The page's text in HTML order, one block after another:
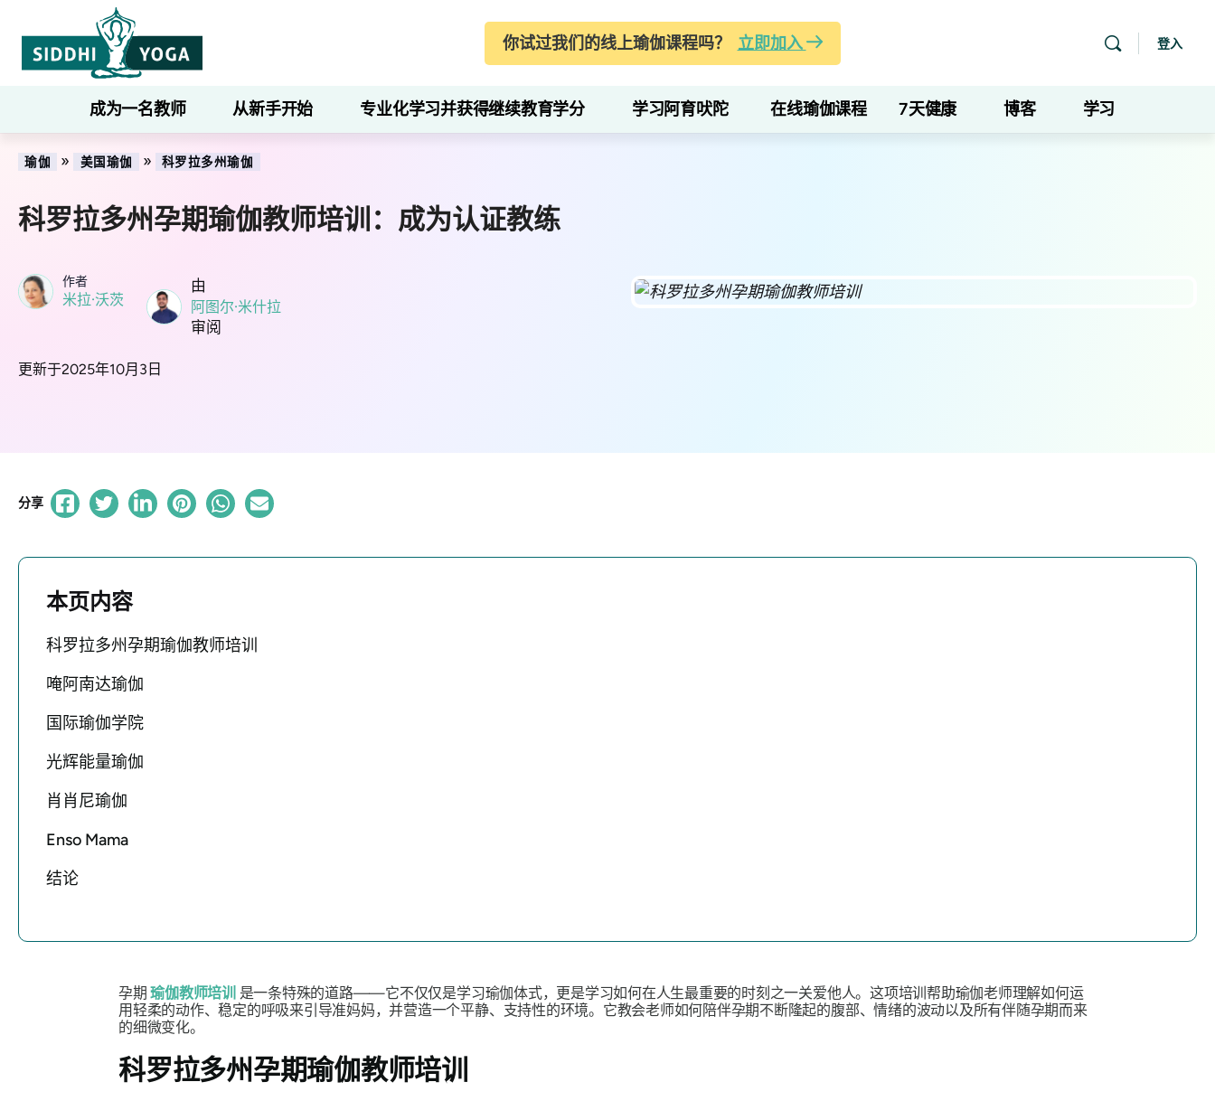
你试过我们的线上瑜伽课程吗？ 立即加入 登入
成为一名教师 从新手开始 专业化学习并获得继续教育学分 学习阿育吠陀 在线瑜伽课程 7天健康 博客 学习
瑜伽 » 美国瑜伽 » 科罗拉多州瑜伽
科罗拉多州孕期瑜伽教师培训：成为认证教练
作者
米拉·沃茨
由
阿图尔·米什拉
审阅
更新于2025年10月3日
分享
本页内容
科罗拉多州孕期瑜伽教师培训
唵阿南达瑜伽
国际瑜伽学院
光辉能量瑜伽
肖肖尼瑜伽
Enso Mama
结论
孕期瑜伽教师培训 是一条特殊的道路——它不仅仅是学习瑜伽体式，更是学习如何在人生最重要的时刻之一关爱他人。这项培训帮助瑜伽老师理解如何运
用轻柔的动作、稳定的呼吸来引导准妈妈，并营造一个平静、支持性的环境。它教会老师如何陪伴孕期不断隆起的腹部、情绪的波动以及所有伴随孕期而来
的细微变化。
科罗拉多州孕期瑜伽教师培训